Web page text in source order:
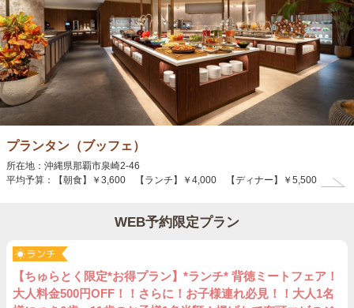
プランタン（ブッフェ）
所在地：沖縄県那覇市泉崎2-46
平均予算：【朝食】￥3,600 【ランチ】￥4,000 【ディナー】￥5,500
WEB予約限定プラン
【ちゅらとく限定*お得プラン】*ランチ* 背徳ミートフェア！
大人料金500円OFF！！さらに！お子様連れ必見！！大人1名